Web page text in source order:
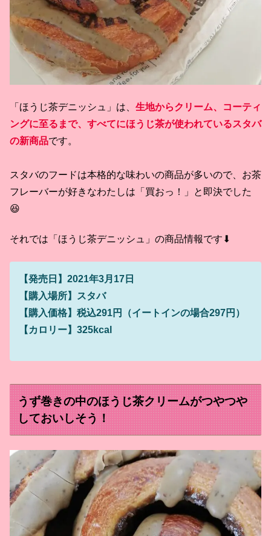
「ほうじ茶デニッシュ」は、 生地からクリーム、コーティ
ングに至るまで、すべてにほうじ茶が使われているスタバ
の新商品です。
スタバのフードは本格的な味わいの商品が多いので、お茶
フレーバーが好きなわたしは「買おっ！」と即決でした
😆
それでは「ほうじ茶デニッシュ」の商品情報です⬇
【発売日】2021年3月17日
【購入場所】スタバ
【購入価格】税込291円（イートインの場合297円）
【カロリー】325kcal
うず巻きの中のほうじ茶クリームがつやつや
しておいしそう！